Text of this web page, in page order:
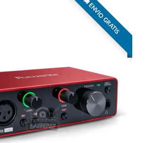
ENVIO GRATIS